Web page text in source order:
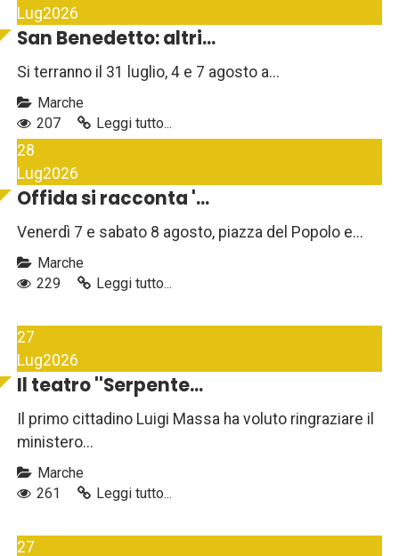
Lug2026
San Benedetto: altri...
Si terranno il 31 luglio, 4 e 7 agosto a...
Marche
207
Leggi tutto...
28
Lug2026
Offida si racconta '...
Venerdì 7 e sabato 8 agosto, piazza del Popolo e...
Marche
229
Leggi tutto...
27
Lug2026
Il teatro ''Serpente...
Il primo cittadino Luigi Massa ha voluto ringraziare il
ministero...
Marche
261
Leggi tutto...
27